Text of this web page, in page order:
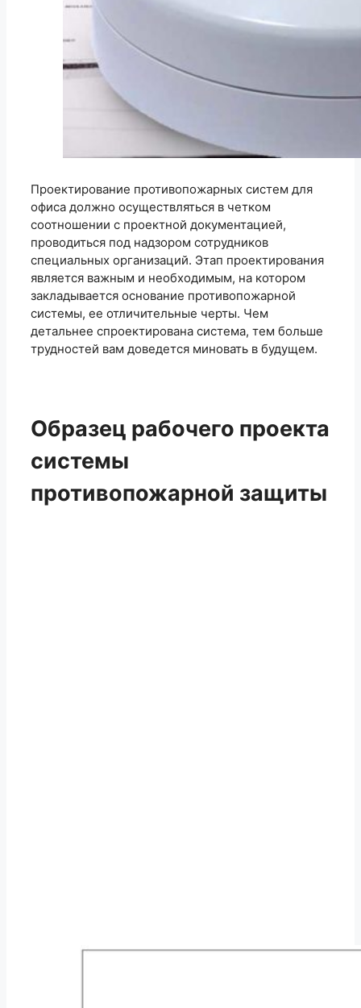
Проектирование противопожарных систем для
офиса должно осуществляться в четком
соотношении с проектной документацией,
проводиться под надзором сотрудников
специальных организаций. Этап проектирования
является важным и необходимым, на котором
закладывается основание противопожарной
системы, ее отличительные черты. Чем
детальнее спроектирована система, тем больше
трудностей вам доведется миновать в будущем.
Образец рабочего проекта
системы
противопожарной защиты